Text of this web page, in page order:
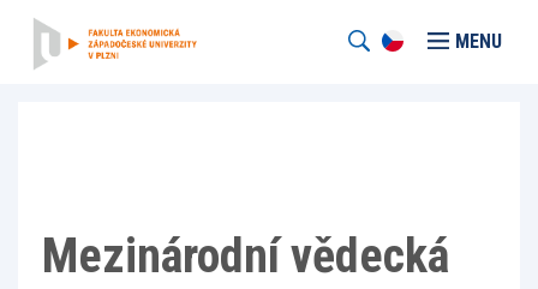
MENU
Mezinárodní vědecká